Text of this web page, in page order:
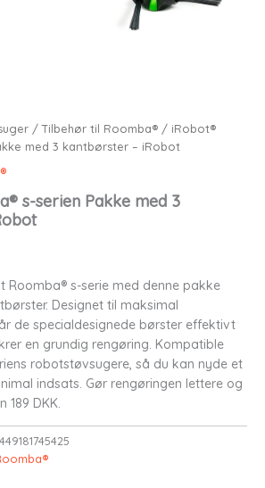
/Tilbehør til Roomba® / iRobot®
med 3 kantbørster – iRobot
s-serien Pakke med 3
Roomba® s-serie med denne pakke
Designet til maksimal
de specialdesignede børster effektivt
en grundig rengøring. Kompatible
robotstøvsugere, så du kan nyde et
indsats. Gør rengøringen lettere og
189 DKK.